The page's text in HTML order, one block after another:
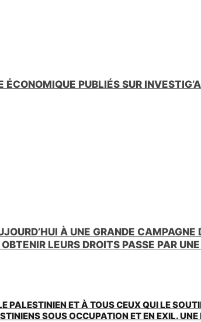
PUBLIÉS SUR
À UNE GRANDE
LEURS DROITS PASSE PAR
PALESTINIEN ET À TOUS CEUX QUI LE
SOUS OCCUPATION ET EN EXIL. UNE